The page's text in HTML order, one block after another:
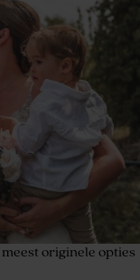
originele opties